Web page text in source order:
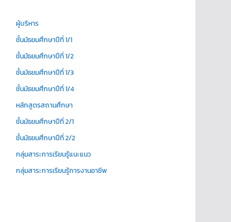
ผู้บริหาร
ชั้นมัธยมศึกษาปีที่ 1/1
ชั้นมัธยมศึกษาปีที่ 1/2
ชั้นมัธยมศึกษาปีที่ 1/3
ชั้นมัธยมศึกษาปีที่ 1/4
หลักสูตรสถานศึกษา
ชั้นมัธยมศึกษาปีที่ 2/1
ชั้นมัธยมศึกษาปีที่ 2/2
กลุ่มสาระการเรียนรู้แนะแนว
กลุ่มสาระการเรียนรู้การงานอาชีพ